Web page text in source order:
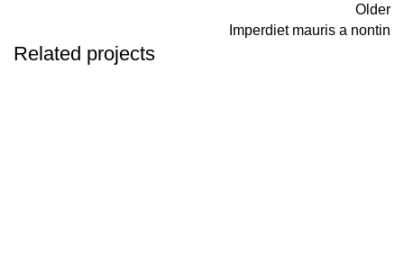
Older
Imperdiet mauris a nontin
Related projects